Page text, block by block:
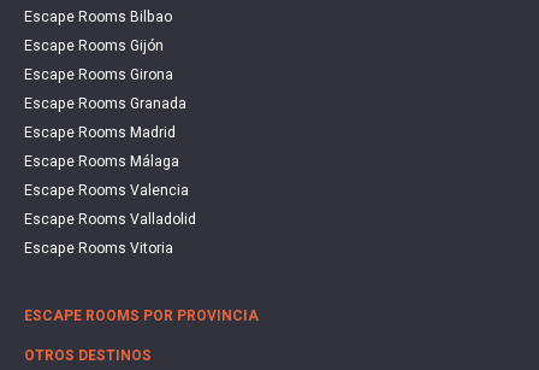
Escape Rooms Bilbao
Escape Rooms Gijón
Escape Rooms Girona
Escape Rooms Granada
Escape Rooms Madrid
Escape Rooms Málaga
Escape Rooms Valencia
Escape Rooms Valladolid
Escape Rooms Vitoria
ESCAPE ROOMS POR PROVINCIA
OTROS DESTINOS